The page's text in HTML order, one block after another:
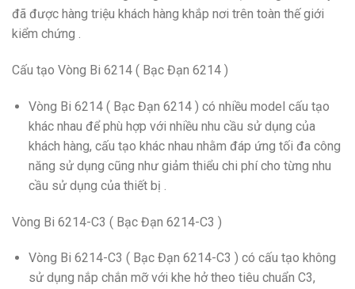
đã được hàng triệu khách hàng khắp nơi trên toàn thế giới
kiểm chứng .
Cấu tạo Vòng Bi 6214 ( Bạc Đạn 6214 )
Vòng Bi 6214 ( Bạc Đạn 6214 ) có nhiều model cấu tạo
khác nhau để phù hợp với nhiều nhu cầu sử dụng của
khách hàng, cấu tạo khác nhau nhằm đáp ứng tối đa công
năng sử dụng cũng như giảm thiểu chi phí cho từng nhu
cầu sử dụng của thiết bị .
Vòng Bi 6214-C3 ( Bạc Đạn 6214-C3 )
Vòng Bi 6214-C3 ( Bạc Đạn 6214-C3 ) có cấu tạo không
sử dụng nắp chắn mỡ với khe hở theo tiêu chuẩn C3,